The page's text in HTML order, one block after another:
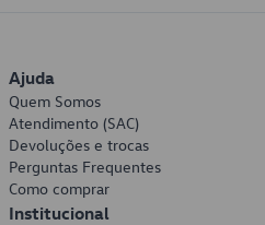
Ajuda
Quem Somos
Atendimento (SAC)
Devoluções e trocas
Perguntas Frequentes
Como comprar
Institucional